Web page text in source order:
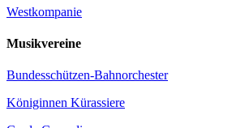
Westkompanie
Musikvereine
Bundesschützen-Bahnorchester
Königinnen Kürassiere